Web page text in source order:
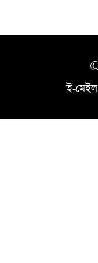
ই-